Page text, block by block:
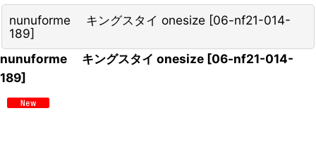
nunuforme キングスタイ onesize [06-nf21-014-
189]
nunuforme キングスタイ onesize [06-nf21-014-
189]